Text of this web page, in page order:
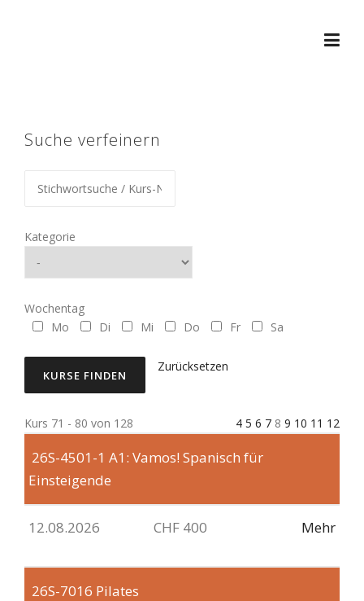
Suche verfeinern
Kategorie
Wochentag
Mo
Di Mi Do Fr Sa
Zurücksetzen
Kurs 71 - 80 von 128 4 5 6 7 8 9 10 11 12
26S-4501-1 A1: Vamos! Spanisch für
Einsteigende
12.08.2026 CHF 400 Mehr
26S-7016 Pilates